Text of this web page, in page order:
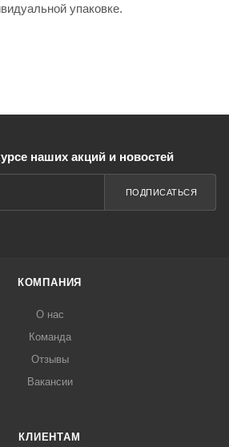
упаковке.
наших акций и новостей
ПОДПИСАТЬСЯ
КОМПАНИЯ
О нас
Команда
Отзывы
Вакансии
КЛИЕНТАМ